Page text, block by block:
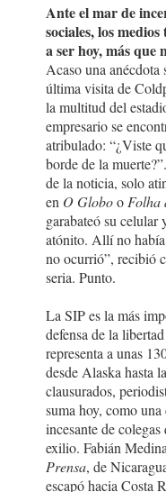
Ante el mar de
sociales, los
a ser hoy, más que
Acaso una
última visita de
la multitud del
empresario se
atribulado: “¿Viste
borde de la
de la noticia, solo
en O Globoo Folha
garabateó su celular
atónito. Allí no había
no ocurrió”, recibió
seria. Punto.
La SIP es la más
defensa de la
representa a unas
desde Alaska hasta
clausurados,
suma hoy, como
incesante de
exilio. Fabián
Prensa, de
escapó hacia Costa